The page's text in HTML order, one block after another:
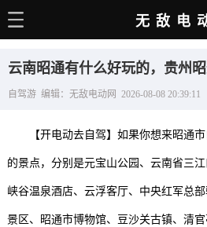
电动百科
选车推荐
充电站
无敌电
云南昭通有什么好玩的，贵州
自驾游 编辑：无敌电动网 2026-08-08 20:39:11
【开电动去自驾】如果你想来昭通
的景点，分别是元宝山公园、云南省三
峡谷温泉酒店、云浮客厅、中央红军总
景区、昭通市博物馆、豆沙关古镇、清官